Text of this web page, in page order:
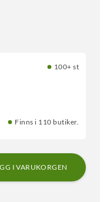
100+ st
Finns i 110 butiker.
I VARUKORGEN